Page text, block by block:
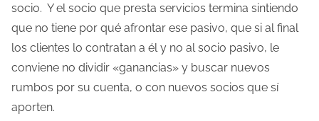
socio. Y el socio que presta servicios termina sintiendo
que no tiene por qué afrontar ese pasivo, que si al final
los clientes lo contratan a él y no al socio pasivo, le
conviene no dividir «ganancias» y buscar nuevos
rumbos por su cuenta, o con nuevos socios que sí
aporten.